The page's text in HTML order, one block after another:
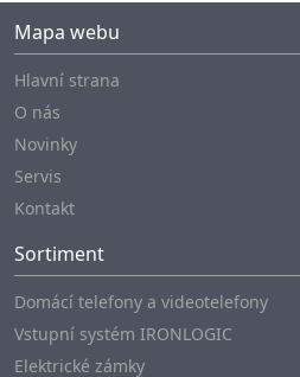
Mapa webu
Hlavní strana
O nás
Novinky
Servis
Kontakt
Sortiment
Domácí telefony a videotelefony
Vstupní systém IRONLOGIC
Elektrické zámky